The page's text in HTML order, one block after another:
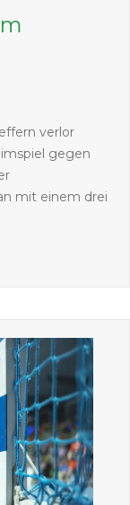
verlor
gegen
mit einem drei